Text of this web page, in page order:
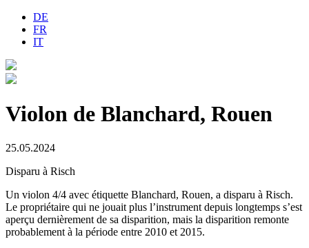
DE
FR
IT
Violon de Blanchard, Rouen
25.05.2024
Disparu à Risch
Un violon 4/4 avec étiquette Blanchard, Rouen, a disparu à Risch.
Le propriétaire qui ne jouait plus l’instrument depuis longtemps s’est
aperçu dernièrement de sa disparition, mais la disparition remonte
probablement à la période entre 2010 et 2015.